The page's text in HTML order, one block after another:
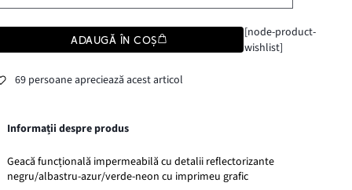
ADAUGĂ ÎN COȘ
[node-product-
wishlist]
69 persoane apreciează acest articol
Informații despre produs
Geacă funcțională impermeabilă cu detalii reflectorizante
negru/albastru-azur/verde-neon cu imprimeu grafic